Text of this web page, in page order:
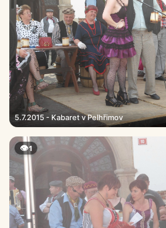
5.7.2015 - Kabaret v Pelhřimov
👁1